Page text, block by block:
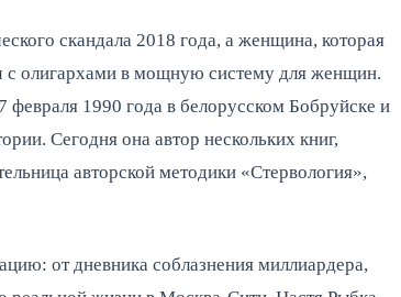
скандала 2018 года, а женщина, которая
с олигархами в мощную систему для женщин.
1990 года в белорусском Бобруйске и
Сегодня она автор нескольких книг,
авторской методики «Стервология»,
от дневника соблазнения миллиардера,